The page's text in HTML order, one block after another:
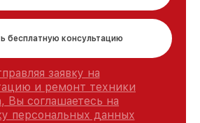
бесплатную консультацию
заявку на
и ремонт техники
Вы соглашаетесь на
персональных данных